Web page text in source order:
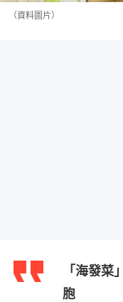
（資料圖片）
「海發
胞